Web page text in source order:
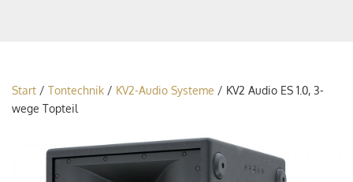
Start / Tontechnik / KV2-Audio Systeme / KV2 Audio ES 1.0, 3-
wege Topteil